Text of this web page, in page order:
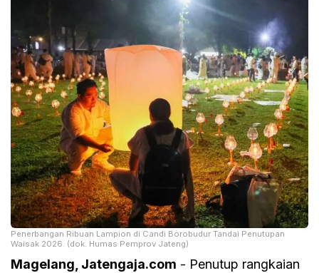
Penerbangan Ribuan Lampion di Candi Borobudur Tandai Penutupan
Waisak 2026. (dok. Humas Pemprov Jateng)
Magelang, Jatengaja.com - Penutup rangkaian